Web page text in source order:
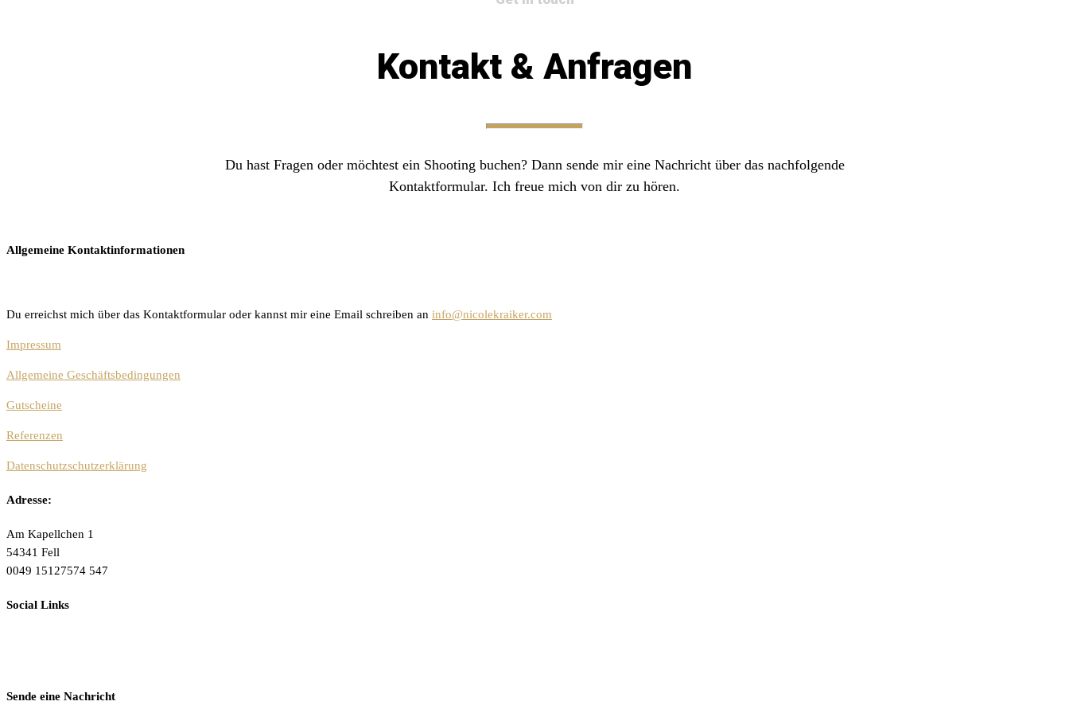
Kontakt & Anfragen
Du hast Fragen oder möchtest ein Shooting buchen? Dann sende mir eine Nachricht über das nachfolgende
Kontaktformular. Ich freue mich von dir zu hören.
Allgemeine Kontaktinformationen
Du erreichst mich über das Kontaktformular oder kannst mir eine Email schreiben an info@nicolekraiker.com
Impressum
Allgemeine Geschäftsbedingungen
Gutscheine
Referenzen
Datenschutzschutzerklärung
Adresse:
Am Kapellchen 1
54341 Fell
0049 15127574 547
Social Links
Sende eine Nachricht